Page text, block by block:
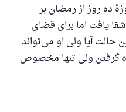
ده روز از رمضان بر
یافت اما برای قضای
حالت آیا ولی او می‌تواند
گرفتن ولی تنها مخصوص